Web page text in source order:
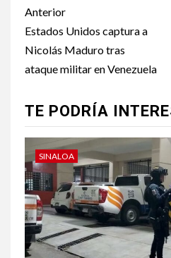
Post
navigation
Anterior
Estados Unidos captura a
Nicolás Maduro tras
ataque militar en Venezuela
TE PODRÍA
SINALOA